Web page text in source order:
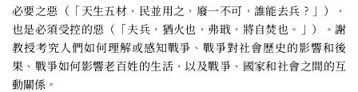
必要之惡（「天生五材，民並用之，廢一不可，誰能去兵？」），
也是必須受控的惡（「夫兵，猶火也，弗戢，將自焚也。」）。謝
教授考究人們如何理解或感知戰爭、戰爭對社會歷史的影響和後
果、戰爭如何影響老百姓的生活，以及戰爭、國家和社會之間的互
動關係。